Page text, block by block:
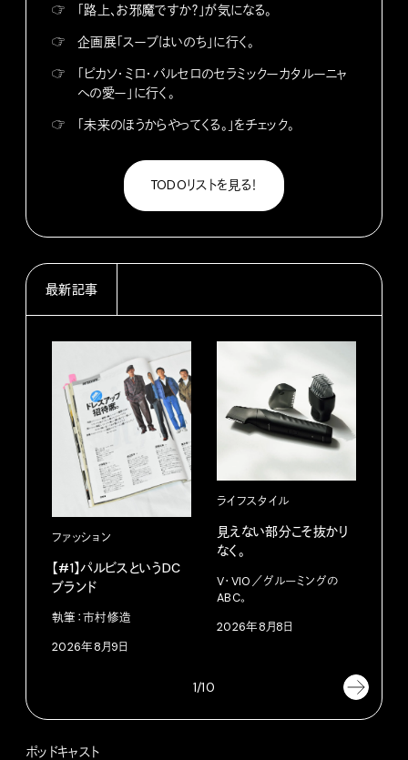
☞
「路上、お邪魔ですか？」が気になる。
☞
企画展「スープはいのち」に行く。
☞
「ピカソ・ミロ・バルセロのセラミックーカタルーニャ
への愛ー」に行く。
☞
「未来のほうからやってくる。」をチェック。
TODOリストを見る！
最新記事
ファッション
【#1】パルビスというDC
ブランド
執筆：市村修造
2026年8月9日
ライフスタイル
見えない部分こそ抜かり
なく。
V・VIO／グルーミングの
ABC。
2026年8月8日
1/10
ポッドキャスト